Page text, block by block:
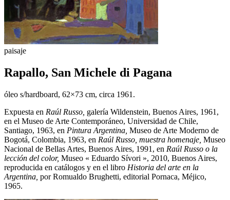
paisaje
Rapallo, San Michele di Pagana
óleo s/hardboard, 62×73 cm, circa 1961.
Expuesta en Raúl Russo, galería Wildenstein, Buenos Aires, 1961,
en el Museo de Arte Contemporáneo, Universidad de Chile,
Santiago, 1963, en Pintura Argentina, Museo de Arte Moderno de
Bogotá, Colombia, 1963, en Raúl Russo, muestra homenaje, Museo
Nacional de Bellas Artes, Buenos Aires, 1991, en Raúl Russo o la
lección del color, Museo « Eduardo Sívori », 2010, Buenos Aires,
reproducida en catálogos y en el libro Historia del arte en la
Argentina, por Romualdo Brughetti, editorial Pornaca, Méjico,
1965.